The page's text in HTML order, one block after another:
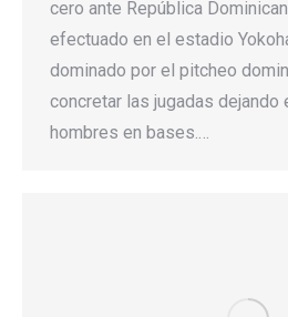
cero ante República
efectuado en el estadio
dominado por el pitcheo
concretar las jugadas dejando
hombres en bases.…